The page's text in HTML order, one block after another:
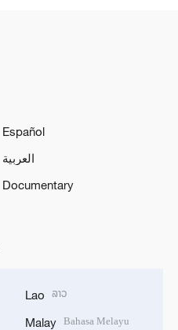
Español
العربية
Documentary
Lao ລາວ
Malay Bahasa Melayu